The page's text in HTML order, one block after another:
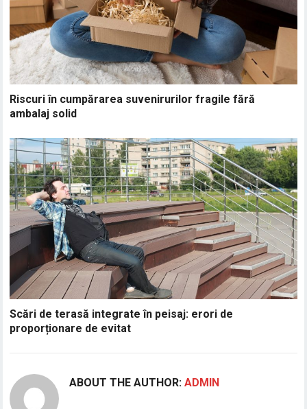
Riscuri în cumpărarea suvenirurilor fragile fără
ambalaj solid
Scări de terasă integrate în peisaj: erori de
proporționare de evitat
ABOUT THE AUTHOR:ADMIN